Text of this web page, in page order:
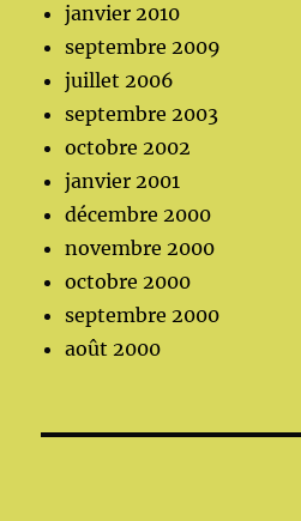
janvier 2010
septembre 2009
juillet 2006
septembre 2003
octobre 2002
janvier 2001
décembre 2000
novembre 2000
octobre 2000
septembre 2000
août 2000